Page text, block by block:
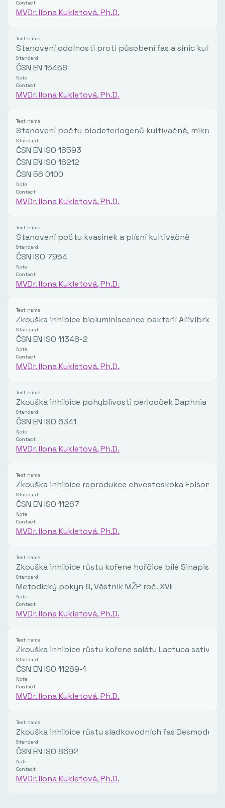
Contact
MVDr. Ilona Kukletová, Ph.D.
Test name
Stanovení odolnosti proti působení řas a sinic
Standard
ČSN EN 15458
Note
Contact
MVDr. Ilona Kukletová, Ph.D.
Test name
Stanovení počtu biodeteriogenů kultivačně,
Standard
ČSN EN ISO 18593
ČSN EN ISO 16212
ČSN 56 0100
Note
Contact
MVDr. Ilona Kukletová, Ph.D.
Test name
Stanovení počtu kvasinek a plísní kultivačně
Standard
ČSN ISO 7954
Note
Contact
MVDr. Ilona Kukletová, Ph.D.
Test name
Zkouška inhibice bioluminiscence bakterií Aliivibrio
Standard
ČSN EN ISO 11348-2
Note
Contact
MVDr. Ilona Kukletová, Ph.D.
Test name
Zkouška inhibice pohyblivosti perlooček Daphnia
Standard
ČSN EN ISO 6341
Note
Contact
MVDr. Ilona Kukletová, Ph.D.
Test name
Zkouška inhibice reprodukce chvostoskoka Folsomia
Standard
ČSN EN ISO 11267
Note
Contact
MVDr. Ilona Kukletová, Ph.D.
Test name
Zkouška inhibice růstu kořene hořčice bílé Sinapis
Standard
Metodický pokyn 8, Věstník MŽP roč. XVII
Note
Contact
MVDr. Ilona Kukletová, Ph.D.
Test name
Zkouška inhibice růstu kořene salátu Lactuca sativa
Standard
ČSN EN ISO 11269-1
Note
Contact
MVDr. Ilona Kukletová, Ph.D.
Test name
Zkouška inhibice růstu sladkovodních řas
Standard
ČSN EN ISO 8692
Note
Contact
MVDr. Ilona Kukletová, Ph.D.